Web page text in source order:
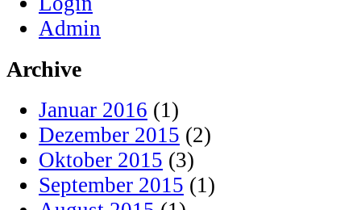
Admin
Archive
Januar 2016 (1)
Dezember 2015 (2)
Oktober 2015 (3)
September 2015 (1)